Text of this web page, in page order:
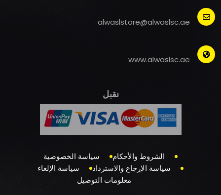
alwaslstore@alwaslsc.ae
www.alwaslsc.ae
نقبل
الشروط والأحكام
سياسة الخصوصية
سياسة الإرجاع والاسترداد
سياسة الإلغاء
معلومات التوصيل